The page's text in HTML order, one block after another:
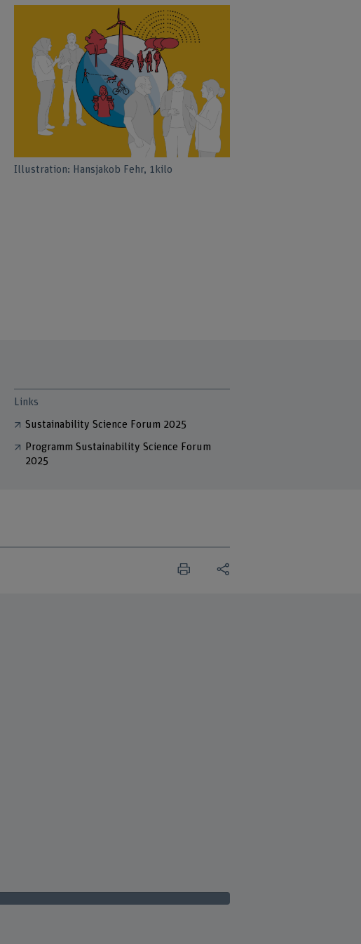
Illustration: Hansjakob Fehr, 1kilo
Links
Sustainability Science Forum 2025
Programm Sustainability Science Forum
2025